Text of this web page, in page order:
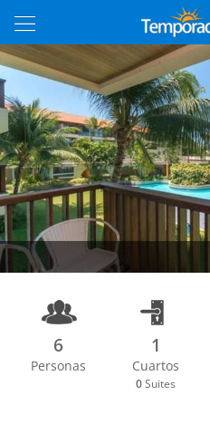
6
Personas
1
Cuartos
0 Suites